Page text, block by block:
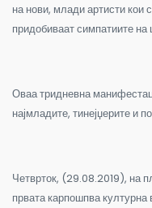
на нови, млади артисти кои
придобиваат симпатиите на
Оваа тридневна
најмладите, тинејџерите и
Четврток, (29.08.2019), на
првата карпошпва културна